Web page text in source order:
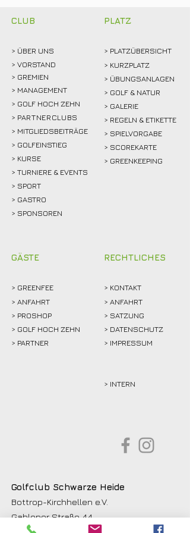
CLUB
> ÜBER UNS
> VORSTAND
> GREMIEN
> MANAGEMENT
> GOLF HOCH ZEHN
> PARTNERCLUBS
> MITGLIEDSBEITRÄGE
> GOLFEINSTIEG
> KURSE
> TURNIERE & EVENTS
> SPORT
> GASTRO
> SPONSOREN
GÄSTE
> GREENFEE
> ANFAHRT
> PROSHOP
> GOLF HOCH ZEHN
> PARTNER
PLATZ
> PLATZÜBERSICHT
> KURZPLATZ
> ÜBUNGSANLAGEN
> GOLF & NATUR
> GALERIE
> REGELN & ETIKETTE
> SPIELVORGABE
> SCOREKARTE
> GREENKEEPING
RECHTLICHES
> KONTAKT
> ANFAHRT
> SATZUNG
> DATENSCHUTZ
> IMPRESSUM
> INTERN
Golfclub Schwarze Heide
Bottrop-Kirchhellen e.V.
Gahlener Straße 44